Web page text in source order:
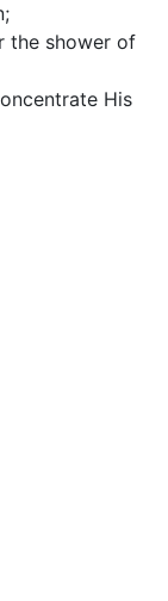
the shower of
His